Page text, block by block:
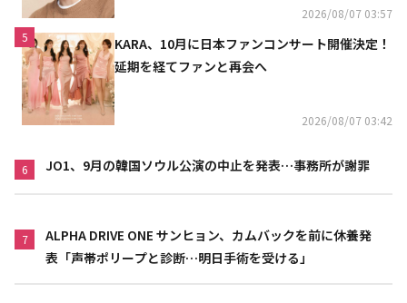
2026/08/07 03:57
5
KARA、10月に日本ファンコンサート開催決定！
延期を経てファンと再会へ
2026/08/07 03:42
6 JO1、9月の韓国ソウル公演の中止を発表…事務所が謝罪
7
ALPHA DRIVE ONE サンヒョン、カムバックを前に休養発
表「声帯ポリープと診断…明日手術を受ける」